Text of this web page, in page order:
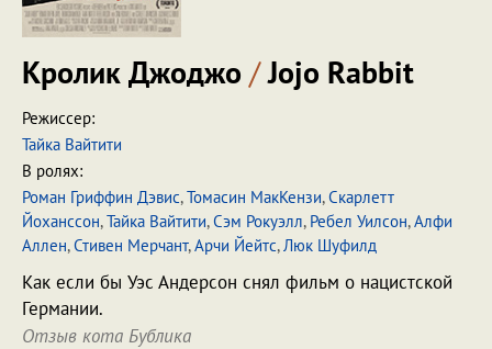
Кролик Джоджо /Jojo Rabbit
Режиссер:
Тайка Вайтити
В ролях:
Роман Гриффин Дэвис,Томасин МакКензи,Скарлетт
Йоханссон,Тайка Вайтити,Сэм Рокуэлл, Ребел Уилсон,Алфи
Аллен,Стивен Мерчант,Арчи Йейтс,Люк Шуфилд
Как если бы Уэс Андерсон снял фильм о нацистской
Германии.
Отзыв кота Бублика